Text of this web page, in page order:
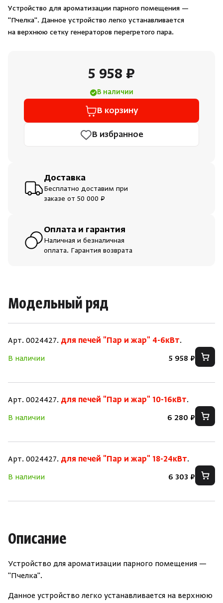
Душевые поддоны и системы слива
Интерьер
Пародушевые
Устройство для ароматизации парного помещения —
"Пчелка". Данное устройство легко устанавливается
на верхнюю сетку генераторов перегретого пара.
5 958 ₽
В наличии
В корзину
В избранное
Доставка
Бесплатно доставим при
заказе от 50 000 ₽
Оплата и гарантия
Наличная и безналичная
оплата. Гарантия возврата
Модельный ряд
Арт. 0024427. для печей "Пар и жар" 4-6кВт.
В наличии
5 958 ₽
Арт. 0024427. для печей "Пар и жар" 10-16кВт.
В наличии
6 280 ₽
Арт. 0024427. для печей "Пар и жар" 18-24кВт.
В наличии
6 303 ₽
Описание
Устройство для ароматизации парного помещения —
"Пчелка".
Данное устройство легко устанавливается на верхнюю